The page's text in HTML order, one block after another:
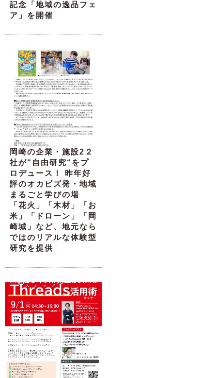
記念「地域の逸品フェ
ア」を開催
岡崎の企業・施設2２
社が“自由研究“をプ
ロデュース！ 昨年好
評のオカビズ発・地域
まるごと学びの場
「花火」「木材」「お
米」「ドローン」「岡
崎城」など、地元なら
ではのリアルな体験型
研究を提供